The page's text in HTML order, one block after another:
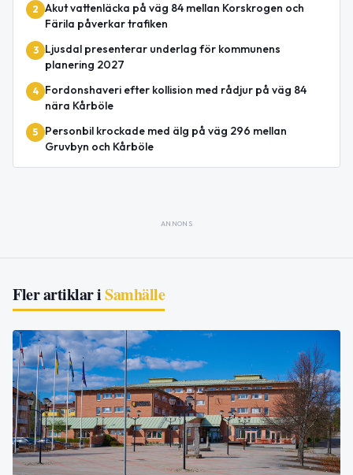
2 Akut vattenläcka på väg 84 mellan Korskrogen och
Färila påverkar trafiken
3
Ljusdal presenterar underlag för kommunens
planering 2027
4
Fordonshaveri efter kollision med rådjur på väg 84
nära Kårböle
5
Personbil krockade med älg på väg 296 mellan
Gruvbyn och Kårböle
ANNONS
Fler artiklar iSamhälle